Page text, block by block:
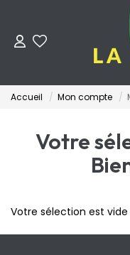
Accueil Mon compte
Votre
Votre sélection est vide